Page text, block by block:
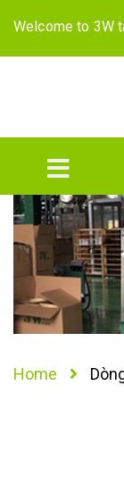
Welcome to 3W
Home